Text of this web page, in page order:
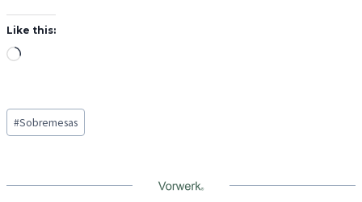
Like this:
L
d
i
g
Post
Tags:
#Sobremesas